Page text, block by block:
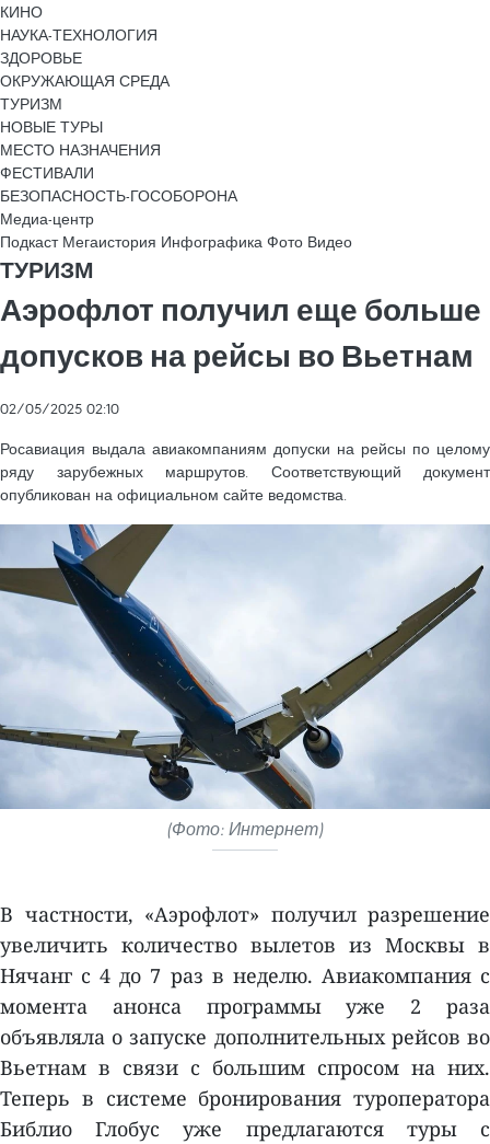
КИНО
НАУКА-ТЕХНОЛОГИЯ
ЗДОРОВЬЕ
ОКРУЖАЮЩАЯ СРЕДА
ТУРИЗМ
НОВЫЕ ТУРЫ
МЕСТО НАЗНАЧЕНИЯ
ФЕСТИВАЛИ
БЕЗОПАСНОСТЬ-ГОСОБОРОНА
Медиа-центр
Подкаст Мегаистория Инфографика Фото Видео
ТУРИЗМ
Аэрофлот получил еще больше
допусков на рейсы во Вьетнам
02/05/2025 02:10
Росавиация выдала авиакомпаниям допуски на рейсы по целому
ряду зарубежных маршрутов. Соответствующий документ
опубликован на официальном сайте ведомства.
(Фото: Интернет)
В частности, «Аэрофлот» получил разрешение
увеличить количество вылетов из Москвы в
Нячанг с 4 до 7 раз в неделю. Авиакомпания с
момента анонса программы уже 2 раза
объявляла о запуске дополнительных рейсов во
Вьетнам в связи с большим спросом на них.
Теперь в системе бронирования туроператора
Библио Глобус уже предлагаются туры с